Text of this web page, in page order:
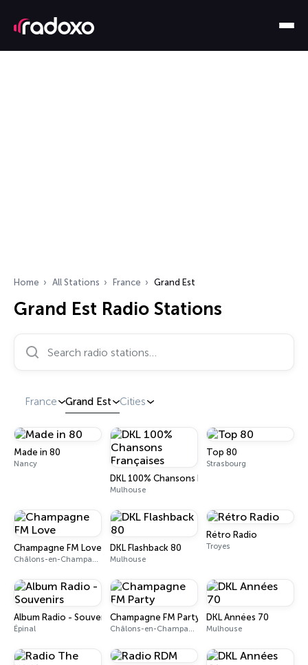
Home All Stations France Grand Est
Grand Est Radio Stations
Search radio stations…
France Grand Est Cities
Made in 80
Nancy
DKL 100% Chansons Françaises
Mulhouse
Top 80
Strasbourg
Champagne FM Love
Châlons-en-Champagne
DKL Flashback 80
Mulhouse
Rétro Radio
Troyes
Album Radio - Souvenirs
Épinal
Champagne FM Party
Châlons-en-Champagne
DKL Années 70
Mulhouse